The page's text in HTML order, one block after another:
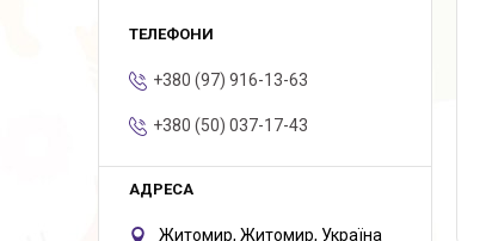
+380 (97) 916-13-63
+380 (50) 037-17-43
Житомир, Житомир, Україна